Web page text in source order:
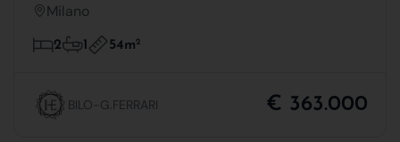
Milano
2 1 54m2
BILO-G.FERRARI € 363.000